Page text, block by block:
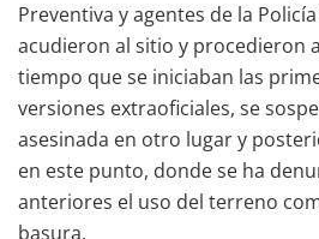
Preventiva y agentes de la
acudieron al sitio y procedieron
tiempo que se iniciaban las
versiones extraoficiales, se
asesinada en otro lugar y
en este punto, donde se ha
anteriores el uso del terreno
basura.